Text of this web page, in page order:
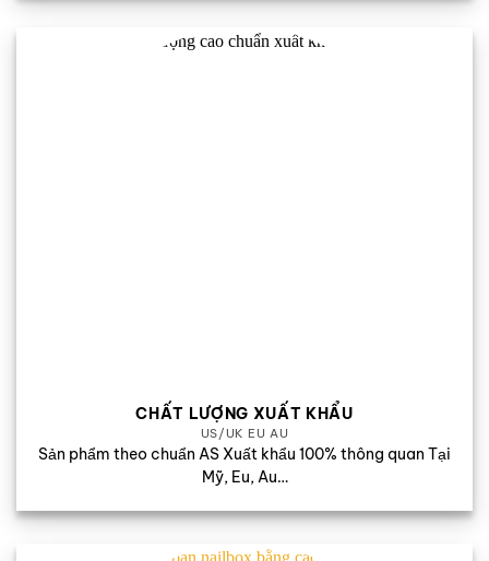
CHẤT LƯỢNG XUẤT KHẨU
US/UK EU AU
Sản phẩm theo chuẩn AS Xuất khẩu 100% thông quan Tại
Mỹ, Eu, Au…